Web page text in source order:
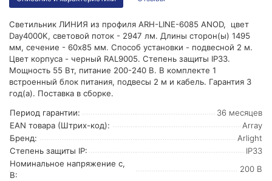
Светильник ЛИНИЯ из профиля ARH-LINE-6085 ANOD, цвет
Day4000K, световой поток - 2947 лм. Длины сторон(ы) 1495
мм, сечение - 60x85 мм. Способ установки - подвесной 2 м.
Цвет корпуса - черный RAL9005. Степень защиты IP33.
Мощность 55 Вт, питание 200-240 В. В комплекте 1
встроенный блок питания, подвесы 2 м и кабель. Гарантия 3
год(а). Поставка в сборке.
Период гарантии:
36 месяцев
EAN товара (Штрих-код):
Array
Бренд:
Arlight
Степень защиты IP:
IP33
Номинальное напряжение с,
В:
200 В